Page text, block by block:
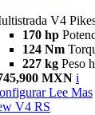
V4
170 hp
124 Nm
227 kg Peso
MXN i
Lee Mas
V4 RS